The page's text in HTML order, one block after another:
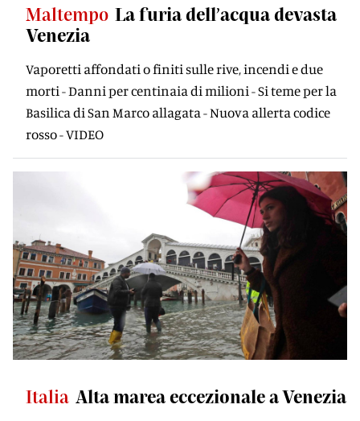
Maltempo La furia dell’acqua devasta
Venezia
Vaporetti affondati o finiti sulle rive, incendi e due
morti - Danni per centinaia di milioni - Si teme per la
Basilica di San Marco allagata - Nuova allerta codice
rosso - VIDEO
Italia Alta marea eccezionale a Venezia